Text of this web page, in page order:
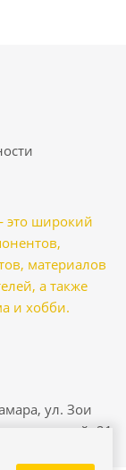
это широкий
материалов
а также
и хобби.
ул. Зои
21